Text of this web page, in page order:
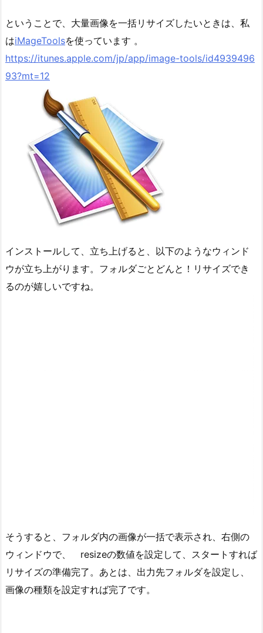
ということで、大量画像を一括リサイズしたいときは、私
はiMageToolsを使っています 。
https://itunes.apple.com/jp/app/image-tools/id4939496
93?mt=12
インストールして、立ち上げると、以下のようなウィンド
ウが立ち上がります。フォルダごとどんと！リサイズでき
るのが嬉しいですね。
そうすると、フォルダ内の画像が一括で表示され、右側の
ウィンドウで、 resizeの数値を設定して、スタートすれば
リサイズの準備完了。あとは、出力先フォルダを設定し、
画像の種類を設定すれば完了です。